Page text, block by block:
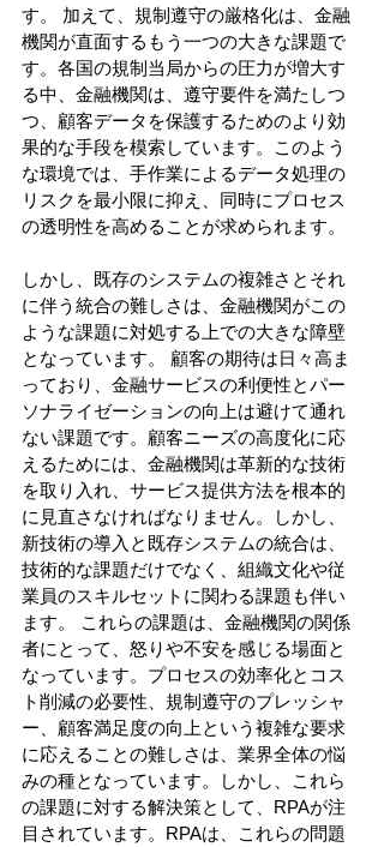
す。 加えて、規制遵守の厳格化は、金融
機関が直面するもう一つの大きな課題で
す。各国の規制当局からの圧力が増大す
る中、金融機関は、遵守要件を満たしつ
つ、顧客データを保護するためのより効
果的な手段を模索しています。このよう
な環境では、手作業によるデータ処理の
リスクを最小限に抑え、同時にプロセス
の透明性を高めることが求められます。
しかし、既存のシステムの複雑さとそれ
に伴う統合の難しさは、金融機関がこの
ような課題に対処する上での大きな障壁
となっています。 顧客の期待は日々高ま
っており、金融サービスの利便性とパー
ソナライゼーションの向上は避けて通れ
ない課題です。顧客ニーズの高度化に応
えるためには、金融機関は革新的な技術
を取り入れ、サービス提供方法を根本的
に見直さなければなりません。しかし、
新技術の導入と既存システムの統合は、
技術的な課題だけでなく、組織文化や従
業員のスキルセットに関わる課題も伴い
ます。 これらの課題は、金融機関の関係
者にとって、怒りや不安を感じる場面と
なっています。プロセスの効率化とコス
ト削減の必要性、規制遵守のプレッシャ
ー、顧客満足度の向上という複雑な要求
に応えることの難しさは、業界全体の悩
みの種となっています。しかし、これら
の課題に対する解決策として、RPAが注
目されています。RPAは、これらの問題